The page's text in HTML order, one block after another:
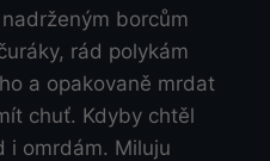
borcům
rád polykám
a opakovaně mrdat
chuť. Kdyby chtěl
i omrdám. Miluju